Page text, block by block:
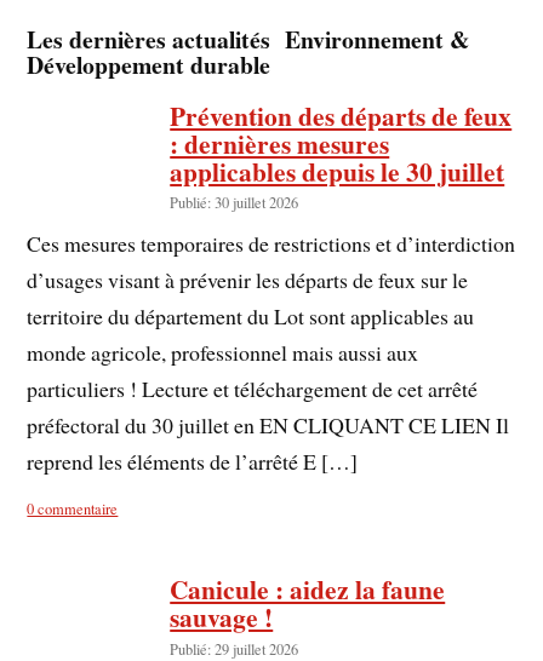
Les dernières actualités Environnement &
Développement durable
Prévention des départs de feux
: dernières mesures
applicables depuis le 30 juillet
Publié: 30 juillet 2026
Ces mesures temporaires de restrictions et d’interdiction
d’usages visant à prévenir les départs de feux sur le
territoire du département du Lot sont applicables au
monde agricole, professionnel mais aussi aux
particuliers ! Lecture et téléchargement de cet arrêté
préfectoral du 30 juillet en EN CLIQUANT CE LIEN Il
reprend les éléments de l’arrêté E […]
0 commentaire
Canicule : aidez la faune
sauvage !
Publié: 29 juillet 2026